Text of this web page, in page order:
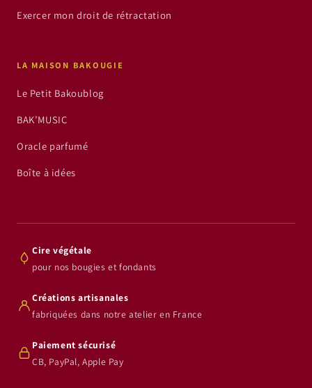
Exercer mon droit de rétractation
LA MAISON BAKOUGIE
Le Petit Bakoublog
BAK’MUSIC
Oracle parfumé
Boîte à idées
Cire végétale
pour nos bougies et fondants
Créations artisanales
fabriquées dans notre atelier en France
Paiement sécurisé
CB, PayPal, Apple Pay